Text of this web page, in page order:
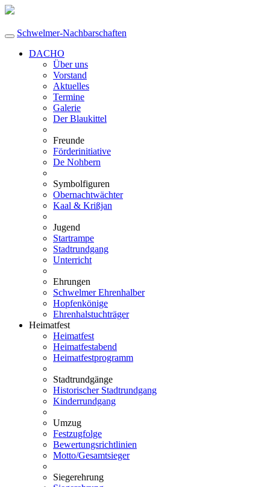
Schwelmer-Nachbarschaften
DACHO
Über uns
Vorstand
Aktuelles
Termine
Galerie
Der Blaukittel
Freunde
Förderinitiative
De Nohbern
Symbolfiguren
Obernachtwächter
Kaal & Krißjan
Jugend
Startrampe
Stadtrundgang
Unterricht
Ehrungen
Schwelmer Ehrenhalber
Hopfenkönige
Ehrenhalstuchträger
Heimatfest
Heimatfest
Heimatfestabend
Heimatfestprogramm
Stadtrundgänge
Historischer Stadtrundgang
Kinderrundgang
Umzug
Festzugfolge
Bewertungsrichtlinien
Motto/Gesamtsieger
Siegerehrung